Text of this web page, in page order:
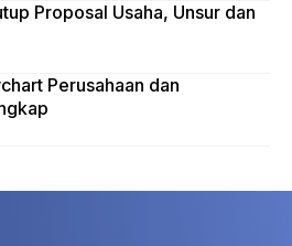
Proposal Usaha, Unsur dan
Perusahaan dan